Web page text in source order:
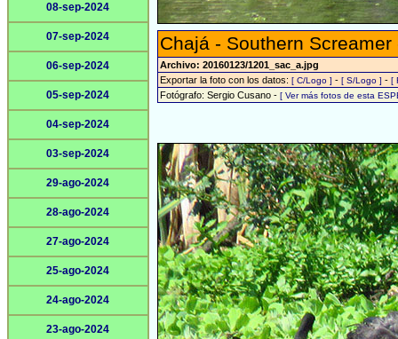
08-sep-2024
07-sep-2024
06-sep-2024
05-sep-2024
04-sep-2024
03-sep-2024
29-ago-2024
28-ago-2024
27-ago-2024
25-ago-2024
24-ago-2024
23-ago-2024
Chajá - Southern
Archivo: 20160123/1201_sac_a.jpg
Exportar la foto con los datos: [ C/Logo ] - [ S/Logo ] - [
Fotógrafo: Sergio Cusano - [ Ver más fotos de esta